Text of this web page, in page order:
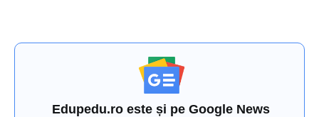
Edupedu.ro este și pe Google News